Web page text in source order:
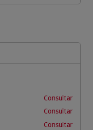
Consultar
Consultar
Consultar